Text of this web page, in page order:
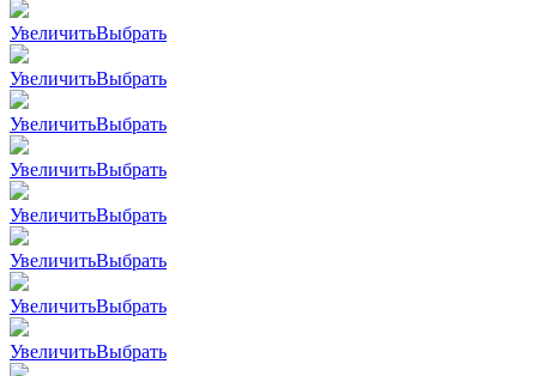
УвеличитьВыбрать
УвеличитьВыбрать
УвеличитьВыбрать
УвеличитьВыбрать
УвеличитьВыбрать
УвеличитьВыбрать
УвеличитьВыбрать
УвеличитьВыбрать